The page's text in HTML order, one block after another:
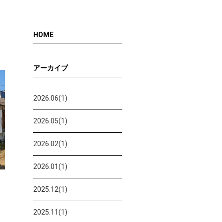
HOME
アーカイブ
2026.06(1)
2026.05(1)
2026.02(1)
2026.01(1)
2025.12(1)
2025.11(1)